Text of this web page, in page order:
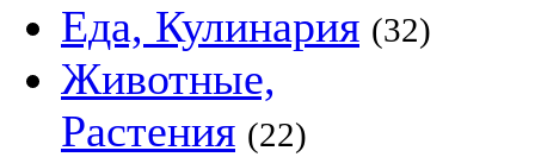
Еда, Кулинария (32)
Животные,
Растения (22)